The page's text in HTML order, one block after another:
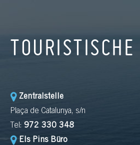
TOURISTISCHE
Zentralstelle
Plaça de Catalunya, s/n
Tel: 972 330 348
Els Pins Büro